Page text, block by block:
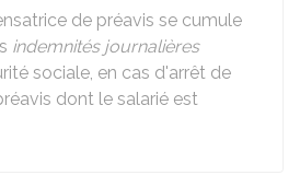
de préavis se cumule
indemnités journalières
sociale, en cas d'arrêt de
dont le salarié est